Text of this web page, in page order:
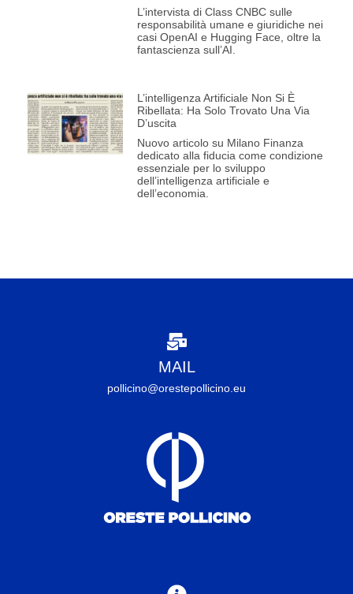
L’intervista di Class CNBC sulle
responsabilità umane e giuridiche nei
casi OpenAI e Hugging Face, oltre la
fantascienza sull’AI.
L’intelligenza Artificiale Non Si È
Ribellata: Ha Solo Trovato Una Via
D’uscita
Nuovo articolo su Milano Finanza
dedicato alla fiducia come condizione
essenziale per lo sviluppo
dell’intelligenza artificiale e
dell’economia.
MAIL
pollicino@orestepollicino.eu